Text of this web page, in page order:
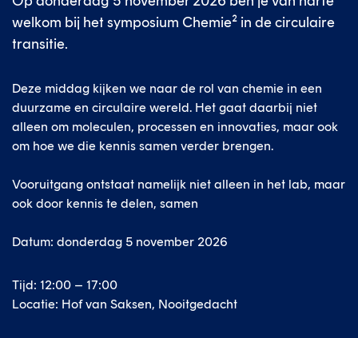
welkom bij het symposium Chemie² in de circulaire
transitie.
Deze middag kijken we naar de rol van chemie in een
duurzame en circulaire wereld. Het gaat daarbij niet
alleen om moleculen, processen en innovaties, maar ook
om hoe we die kennis samen verder brengen.
Vooruitgang ontstaat namelijk niet alleen in het lab, maar
ook door kennis te delen, samen
Datum: donderdag 5 november 2026
Tijd: 12:00 – 17:00
Locatie: Hof van Saksen, Nooitgedacht